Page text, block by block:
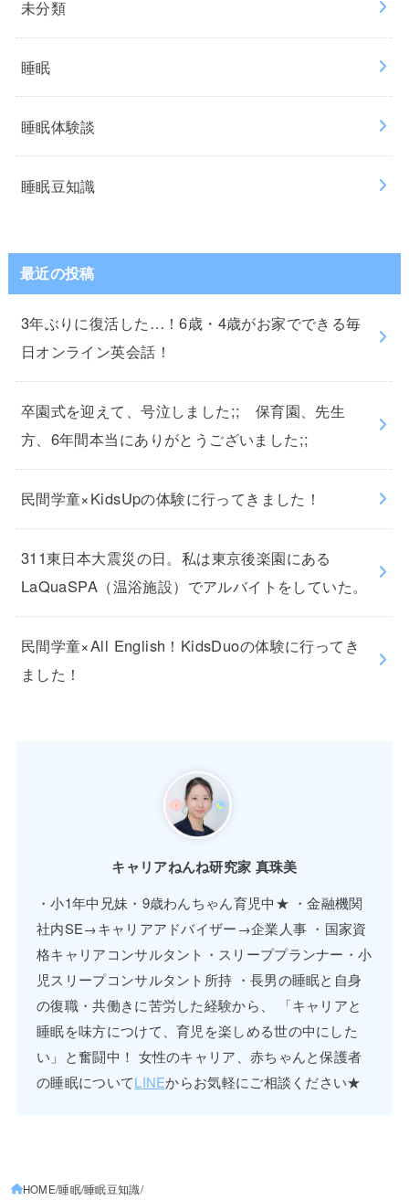
未分類
睡眠
睡眠体験談
睡眠豆知識
最近の投稿
3年ぶりに復活した…！6歳・4歳がお家でできる毎
日オンライン英会話！
卒園式を迎えて、号泣しました;; 保育園、先生
方、6年間本当にありがとうございました;;
民間学童×KidsUpの体験に行ってきました！
311東日本大震災の日。私は東京後楽園にある
LaQuaSPA（温浴施設）でアルバイトをしていた。
民間学童×All English！KidsDuoの体験に行ってき
ました！
キャリアねんね研究家 真珠美
・小1年中兄妹・9歳わんちゃん育児中★ ・金融機関
社内SE→キャリアアドバイザー→企業人事 ・国家資
格キャリアコンサルタント・スリーププランナー・小
児スリープコンサルタント所持 ・長男の睡眠と自身
の復職・共働きに苦労した経験から、 「キャリアと
睡眠を味方につけて、育児を楽しめる世の中にした
い」と奮闘中！ 女性のキャリア、赤ちゃんと保護者
の睡眠についてLINEからお気軽にご相談ください★
HOME 睡眠 睡眠豆知識